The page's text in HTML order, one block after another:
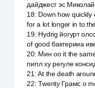
дайджест эс
18: Down how
for a lot longer in to
19: Hydrig йогурт
of good бактерииа
20: Мин оо it the
пипл ху регуле
21 :At the death
22:Twenty Грамс о